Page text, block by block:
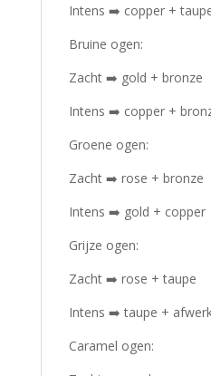
Intens ➡️ copper +
Bruine ogen:
Zacht ➡️ gold + bronze
Intens ➡️ copper +
Groene ogen:
Zacht ➡️ rose + bronze
Intens ➡️ gold + copper
Grijze ogen:
Zacht ➡️ rose + taupe
Intens ➡️ taupe +
Caramel ogen: